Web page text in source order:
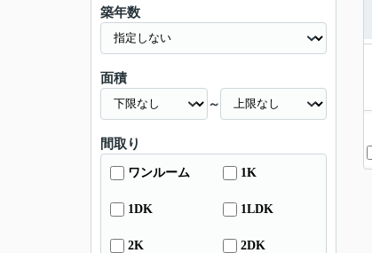
築年数
面積
～
間取り
ワンルーム 1K
1DK 1LDK
2K 2DK